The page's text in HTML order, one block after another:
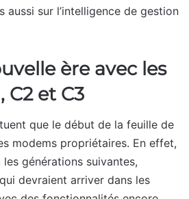
aussi sur l’intelligence de gestion
ère avec les
C2 et C3
que le début de la feuille de
modems propriétaires. En effet,
générations suivantes,
devraient arriver dans les